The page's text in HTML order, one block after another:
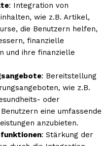
: Integration von
wie z.B. Artikel,
die Benutzern helfen,
finanzielle
und ihre finanzielle
: Bereitstellung
wie z.B.
oder
eine umfassende
anzubieten.
: Stärkung der